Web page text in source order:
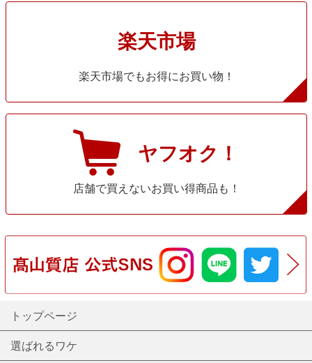
楽天市場
楽天市場でもお得にお買い物！
ヤフオク！
店舗で買えないお買い得商品も！
トップページ
選ばれるワケ